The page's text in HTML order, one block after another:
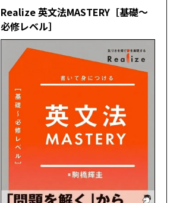
Realize 英文法MASTERY［基礎～
必修レベル］